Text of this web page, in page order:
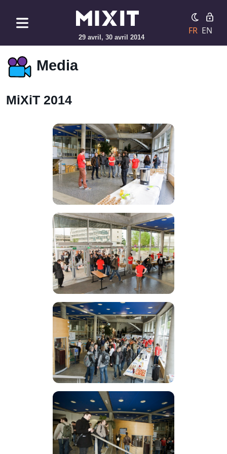
29 avril, 30 avril 2014
FR EN
Media
MiXiT 2014